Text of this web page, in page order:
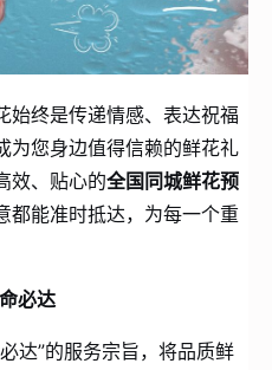
始终是传递情感、表达祝福
为您身边值得信赖的鲜花礼
效、贴心的全国同城鲜花预
都能准时抵达，为每一个重
必达
达”的服务宗旨，将品质鲜